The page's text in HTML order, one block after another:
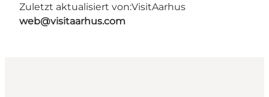
Zuletzt aktualisiert von:VisitAarhus
web@visitaarhus.com